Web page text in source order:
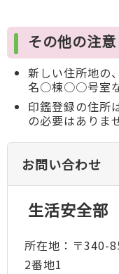
その他の注意
新しい住所地
名○棟○○号室な
印鑑登録の住所
の必要はありま
お問い合わせ
生活安全
所在地：〒340-
2番地1